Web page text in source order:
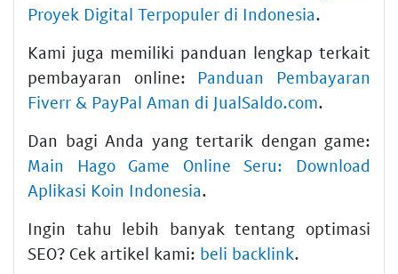
Proyek Digital Terpopuler di Indonesia.
Kami juga memiliki panduan lengkap terkait
pembayaran online: Panduan Pembayaran
Fiverr & PayPal Aman di JualSaldo.com.
Dan bagi Anda yang tertarik dengan game:
Main Hago Game Online Seru: Download
Aplikasi Koin Indonesia.
Ingin tahu lebih banyak tentang optimasi
SEO? Cek artikel kami: beli backlink.